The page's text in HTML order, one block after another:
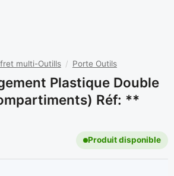
multi-Outills / Porte Outils
Plastique Double
Réf: **
Produit disponible